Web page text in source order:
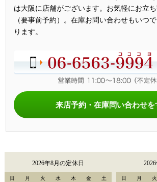
は大阪に店舗がございます。お気軽にお立
（要事前予約）。在庫お問い合わせもいつ
ります。
来店予約・在庫問い合わせを
2026年8月の定休日
日 月 火 水 木 金 土 日 月 火